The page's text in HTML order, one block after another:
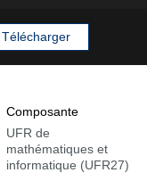
Télécharger
Composante
UFR de
mathématiques et
informatique (UFR27)